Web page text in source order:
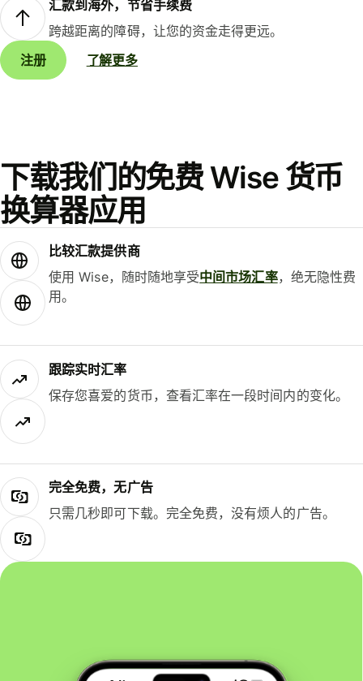
汇款到海外，节省手续费
跨越距离的障碍，让您的资金走得更远。
注册
了解更多
下载我们的免费 Wise 货币
换算器应用
比较汇款提供商
使用 Wise，随时随地享受中间市场汇率，绝无隐性费
用。
跟踪实时汇率
保存您喜爱的货币，查看汇率在一段时间内的变化。
完全免费，无广告
只需几秒即可下载。完全免费，没有烦人的广告。